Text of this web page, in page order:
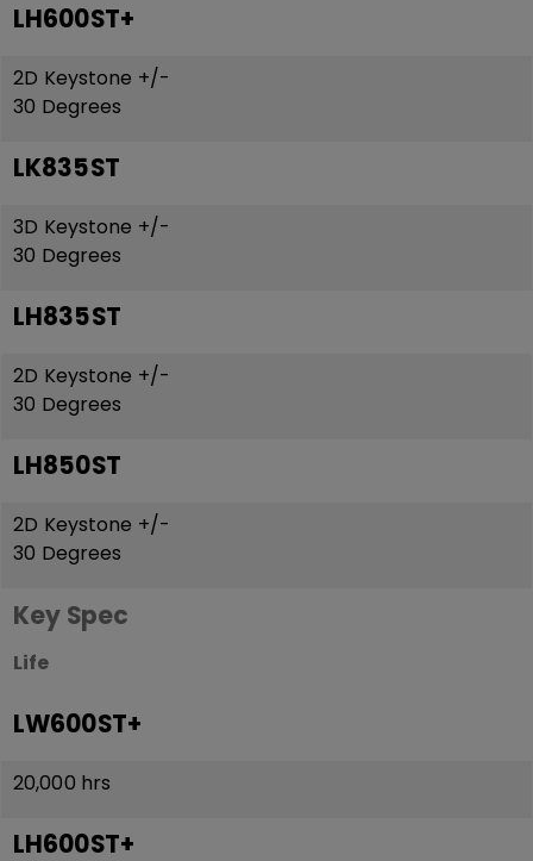
LH600ST+
2D Keystone +/-
30 Degrees
LK835ST
3D Keystone +/-
30 Degrees
LH835ST
2D Keystone +/-
30 Degrees
LH850ST
2D Keystone +/-
30 Degrees
Key Spec
Life
LW600ST+
20,000 hrs
LH600ST+